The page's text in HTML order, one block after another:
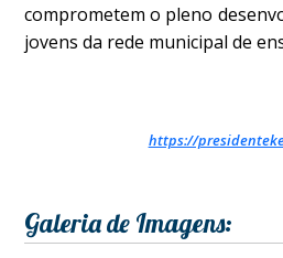
comprometem o pleno
jovens da rede municipal de
https://
Galeria de Imagens: